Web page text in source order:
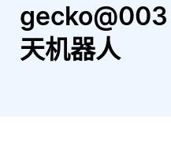
gecko@003
天机器人